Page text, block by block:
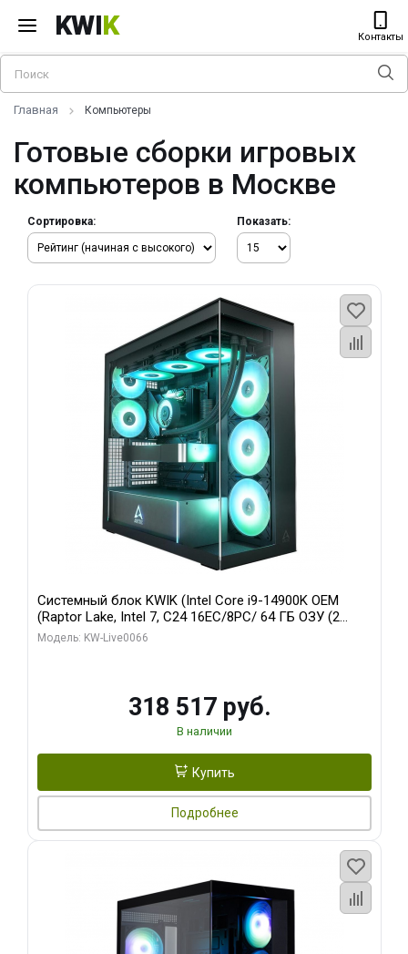
KWIK Контакты
Главная Компьютеры
Готовые сборки игровых
компьютеров в Москве
Сортировка: Показать:
Системный блок KWIK (Intel Core i9-14900K OEM
(Raptor Lake, Intel 7, C24 16EC/8PC/ 64 ГБ ОЗУ (2
модуля)/ Gigabyte RTX5080 XTREME WATERFORCE
Модель: KW-Live0066
318 517 руб.
В наличии
Купить
Подробнее